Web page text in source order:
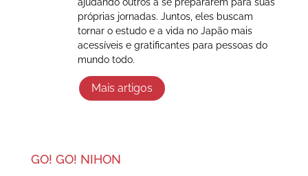
próprias jornadas. Juntos, eles buscam
tornar o estudo e a vida no Japão mais
acessíveis e gratificantes para pessoas do
mundo todo.
Mais artigos
GO! GO! NIHON